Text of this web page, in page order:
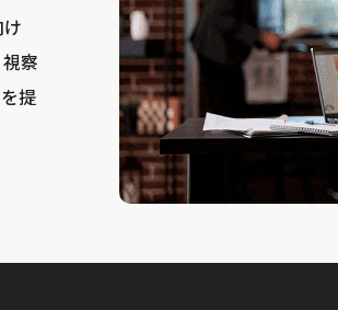
察
提